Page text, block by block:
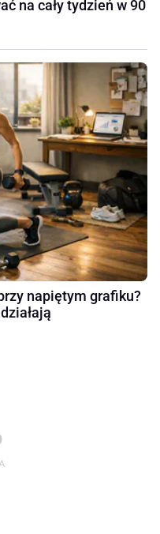
na cały tydzień w 90
napiętym grafiku?